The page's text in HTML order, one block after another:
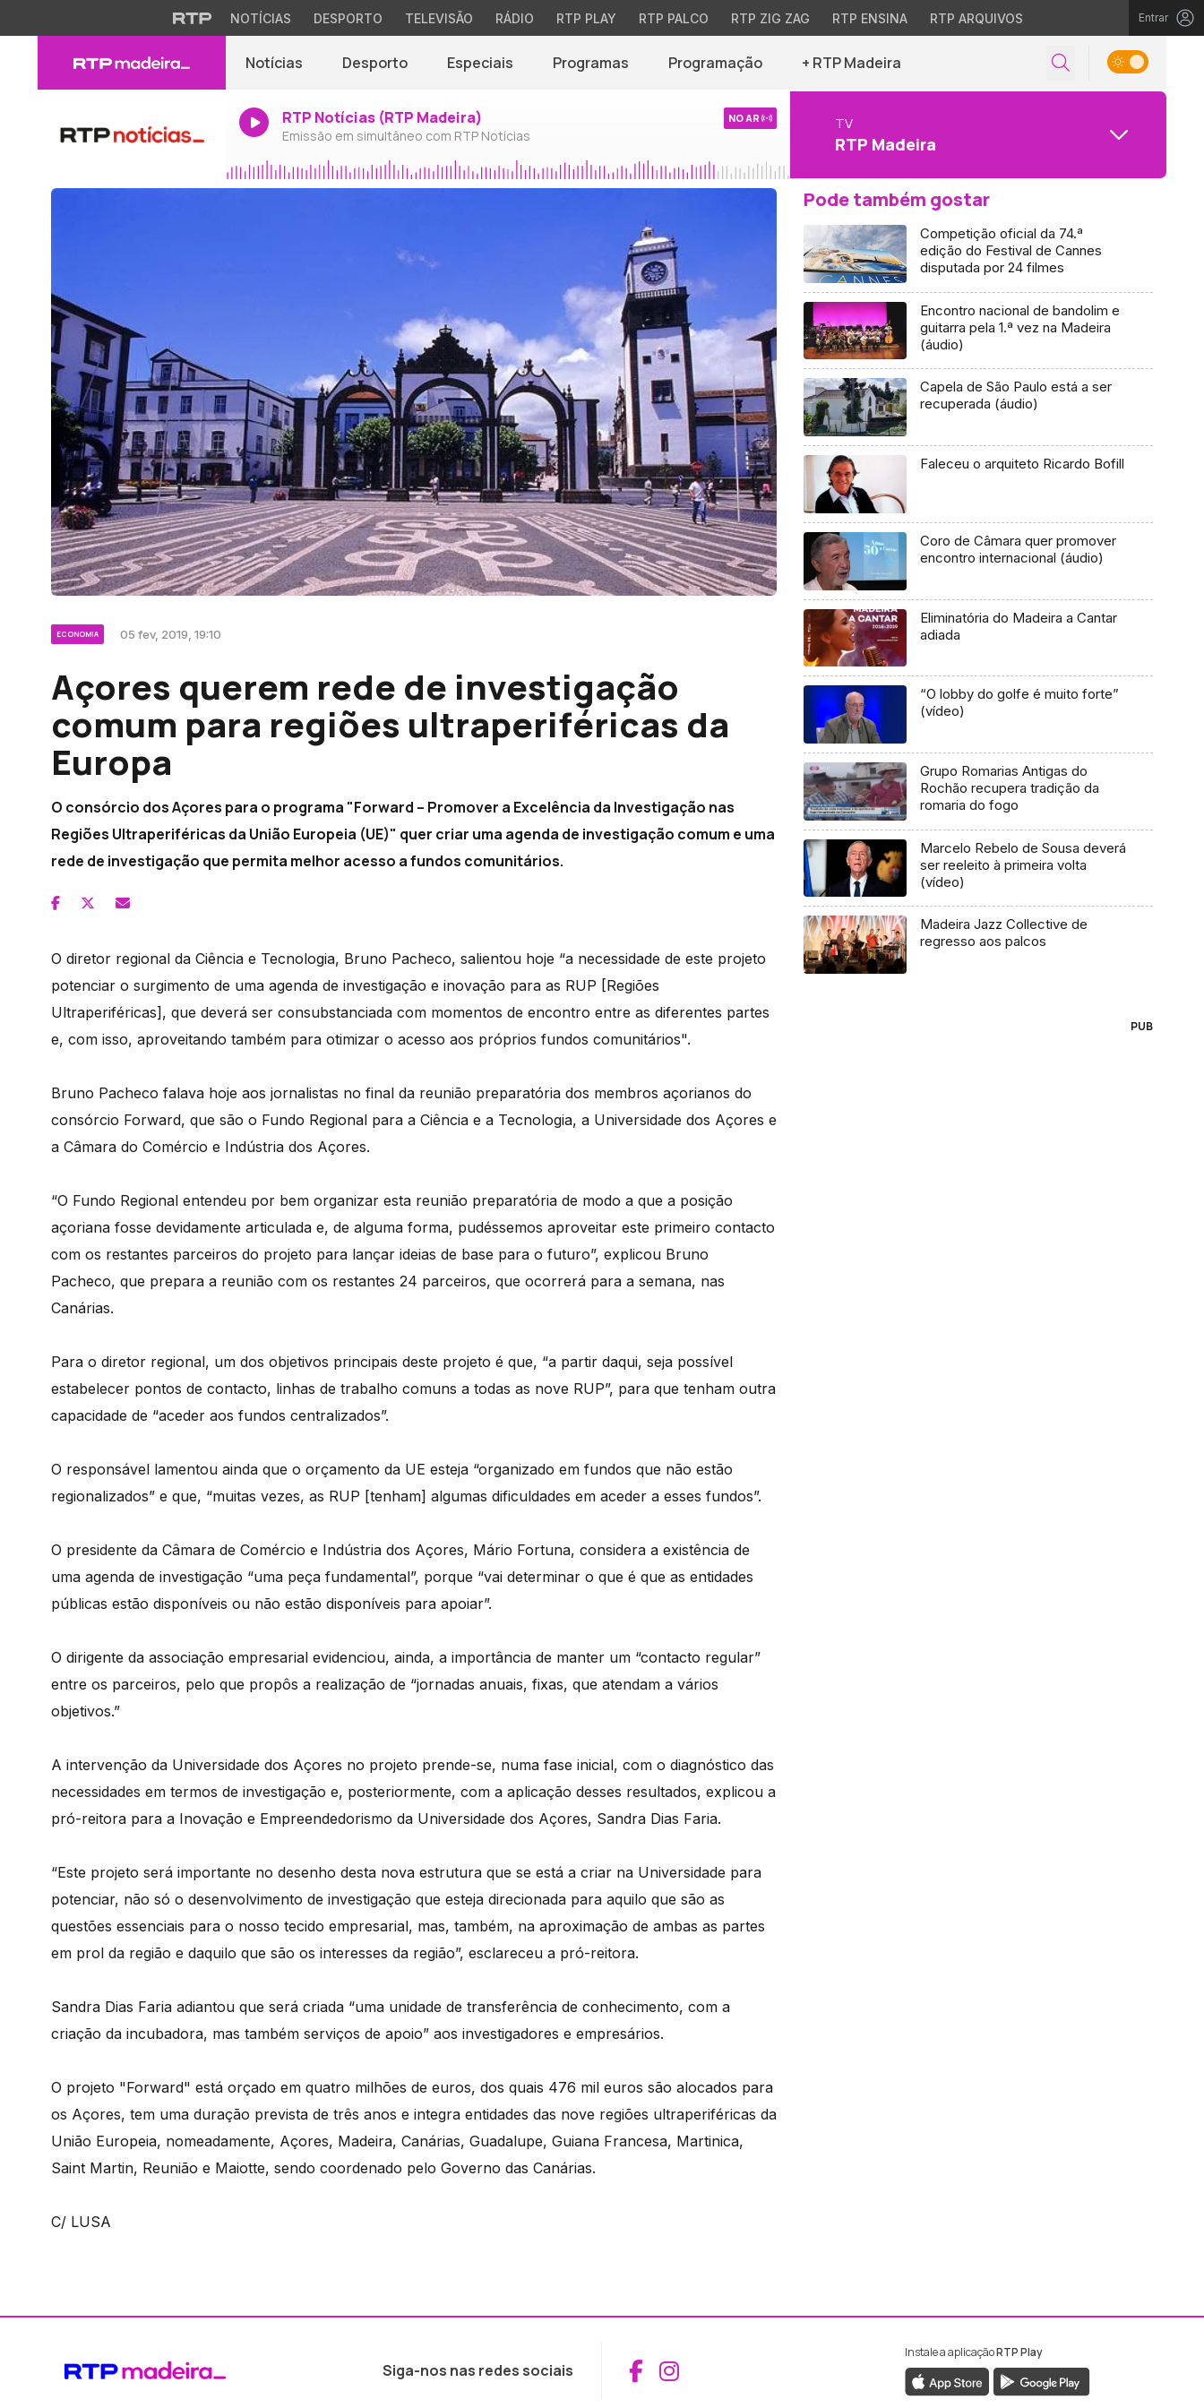
NOTÍCIAS DESPORTO TELEVISÃO RÁDIO RTP PLAY RTP PALCO RTP ZIG ZAG RTP ENSINA RTP ARQUIVOS Entrar
Notícias Desporto Especiais Programas Programação + RTP Madeira
RTP Notícias (RTP Madeira)
Emissão em simultâneo com RTP Notícias
NO AR TV
RTP Madeira
ECONOMIA 05 fev, 2019, 19:10
Açores querem rede de investigação
comum para regiões ultraperiféricas da
Europa
O consórcio dos Açores para o programa "Forward – Promover a Excelência da Investigação nas
Regiões Ultraperiféricas da União Europeia (UE)" quer criar uma agenda de investigação comum e uma
rede de investigação que permita melhor acesso a fundos comunitários.
O diretor regional da Ciência e Tecnologia, Bruno Pacheco, salientou hoje “a necessidade de este projeto
potenciar o surgimento de uma agenda de investigação e inovação para as RUP [Regiões
Ultraperiféricas], que deverá ser consubstanciada com momentos de encontro entre as diferentes partes
e, com isso, aproveitando também para otimizar o acesso aos próprios fundos comunitários".
Bruno Pacheco falava hoje aos jornalistas no final da reunião preparatória dos membros açorianos do
consórcio Forward, que são o Fundo Regional para a Ciência e a Tecnologia, a Universidade dos Açores e
a Câmara do Comércio e Indústria dos Açores.
“O Fundo Regional entendeu por bem organizar esta reunião preparatória de modo a que a posição
açoriana fosse devidamente articulada e, de alguma forma, pudéssemos aproveitar este primeiro contacto
com os restantes parceiros do projeto para lançar ideias de base para o futuro”, explicou Bruno
Pacheco, que prepara a reunião com os restantes 24 parceiros, que ocorrerá para a semana, nas
Canárias.
Para o diretor regional, um dos objetivos principais deste projeto é que, “a partir daqui, seja possível
estabelecer pontos de contacto, linhas de trabalho comuns a todas as nove RUP”, para que tenham outra
capacidade de “aceder aos fundos centralizados”.
O responsável lamentou ainda que o orçamento da UE esteja “organizado em fundos que não estão
regionalizados” e que, “muitas vezes, as RUP [tenham] algumas dificuldades em aceder a esses fundos”.
O presidente da Câmara de Comércio e Indústria dos Açores, Mário Fortuna, considera a existência de
uma agenda de investigação “uma peça fundamental”, porque “vai determinar o que é que as entidades
públicas estão disponíveis ou não estão disponíveis para apoiar”.
O dirigente da associação empresarial evidenciou, ainda, a importância de manter um “contacto regular”
entre os parceiros, pelo que propôs a realização de “jornadas anuais, fixas, que atendam a vários
objetivos.”
A intervenção da Universidade dos Açores no projeto prende-se, numa fase inicial, com o diagnóstico das
necessidades em termos de investigação e, posteriormente, com a aplicação desses resultados, explicou a
pró-reitora para a Inovação e Empreendedorismo da Universidade dos Açores, Sandra Dias Faria.
“Este projeto será importante no desenho desta nova estrutura que se está a criar na Universidade para
potenciar, não só o desenvolvimento de investigação que esteja direcionada para aquilo que são as
questões essenciais para o nosso tecido empresarial, mas, também, na aproximação de ambas as partes
em prol da região e daquilo que são os interesses da região”, esclareceu a pró-reitora.
Sandra Dias Faria adiantou que será criada “uma unidade de transferência de conhecimento, com a
criação da incubadora, mas também serviços de apoio” aos investigadores e empresários.
O projeto "Forward" está orçado em quatro milhões de euros, dos quais 476 mil euros são alocados para
os Açores, tem uma duração prevista de três anos e integra entidades das nove regiões ultraperiféricas da
União Europeia, nomeadamente, Açores, Madeira, Canárias, Guadalupe, Guiana Francesa, Martinica,
Saint Martin, Reunião e Maiotte, sendo coordenado pelo Governo das Canárias.
C/ LUSA
Pode também gostar
Competição oficial da 74.ª
edição do Festival de Cannes
disputada por 24 filmes
Encontro nacional de bandolim e
guitarra pela 1.ª vez na Madeira
(áudio)
Capela de São Paulo está a ser
recuperada (áudio)
Faleceu o arquiteto Ricardo Bofill
Coro de Câmara quer promover
encontro internacional (áudio)
Eliminatória do Madeira a Cantar
adiada
“O lobby do golfe é muito forte”
(vídeo)
Grupo Romarias Antigas do
Rochão recupera tradição da
romaria do fogo
Marcelo Rebelo de Sousa deverá
ser reeleito à primeira volta
(vídeo)
Madeira Jazz Collective de
regresso aos palcos
PUB
Siga-nos nas redes sociais Aceder ao Facebook da RTP Madeira
Aceder ao Instagram da RTP Madeira
Instale a aplicaçãoRTP Play